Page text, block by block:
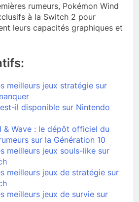
rumeurs, Pokémon Wind
à la Switch 2 pour
leurs capacités graphiques et
meilleurs jeux stratégie sur
il disponible sur Nintendo
& Wave : le dépôt officiel du
sur la Génération 10
meilleurs jeux souls-like sur
meilleurs jeux de stratégie sur
meilleurs jeux de survie sur